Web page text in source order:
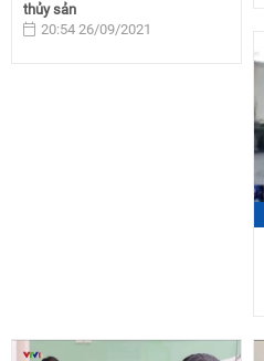
thủy sản
20:54 26/09/2021